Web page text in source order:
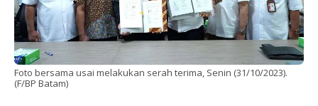
Foto bersama usai melakukan serah terima, Senin (31/10/2023).
(F/BP Batam)